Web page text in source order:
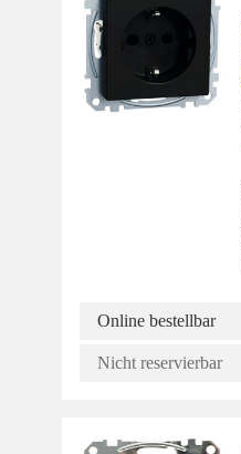
Online bestellbar
Nicht reservierbar